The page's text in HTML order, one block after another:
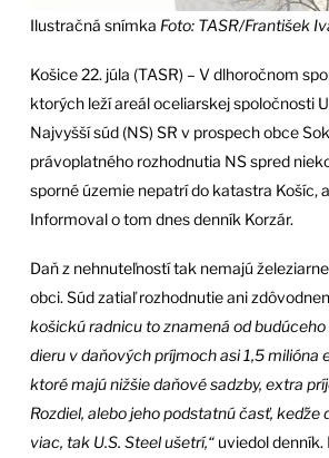
Ilustračná snímka Foto: TASR/František
Košice 22. júla (TASR) – V dlhoročnom
ktorých leží areál oceliarskej spoločnosti
Najvyšší súd (NS) SR v prospech obce
právoplatného rozhodnutia NS spred
sporné územie nepatrí do katastra Košíc,
Informoval o tom dnes denník Korzár.
Daň z nehnuteľností tak nemajú
obci. Súd zatiaľ rozhodnutie ani
košickú radnicu to znamená od
dieru v daňových príjmoch asi 1,5 milióna
ktoré majú nižšie daňové sadzby, extra
Rozdiel, alebo jeho podstatnú časť, keďže
viac, tak U.S. Steel ušetrí,“uviedol denník.